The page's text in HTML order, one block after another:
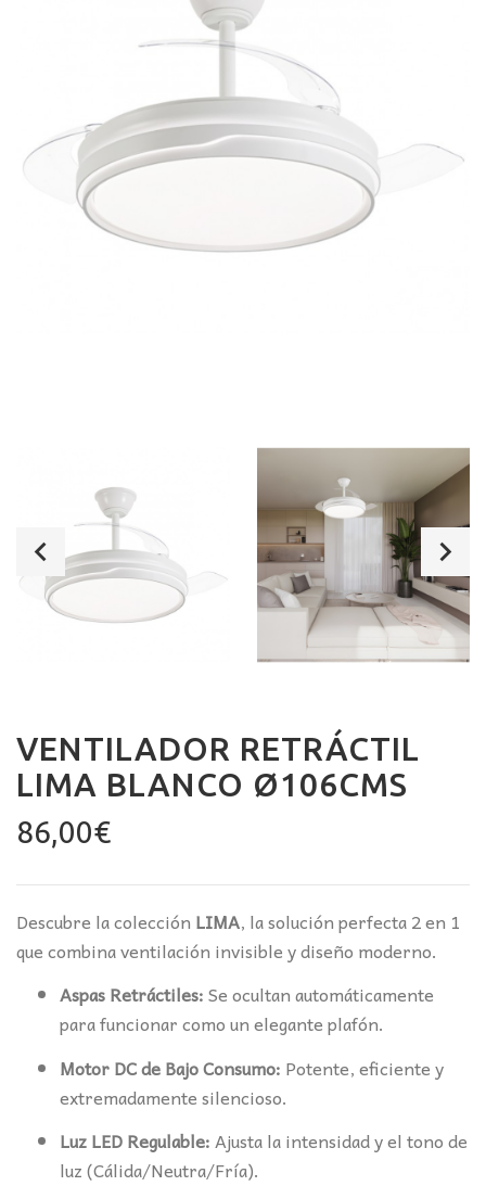
VENTILADOR RETRÁCTIL
LIMA BLANCO Ø106CMS
86,00€
Descubre la colección LIMA, la solución perfecta 2 en 1
que combina ventilación invisible y diseño moderno.
Aspas Retráctiles:Se ocultan automáticamente
para funcionar como un elegante plafón.
Motor DC de Bajo Consumo: Potente, eficiente y
extremadamente silencioso.
Luz LED Regulable:Ajusta la intensidad y el tono de
luz (Cálida/Neutra/Fría).